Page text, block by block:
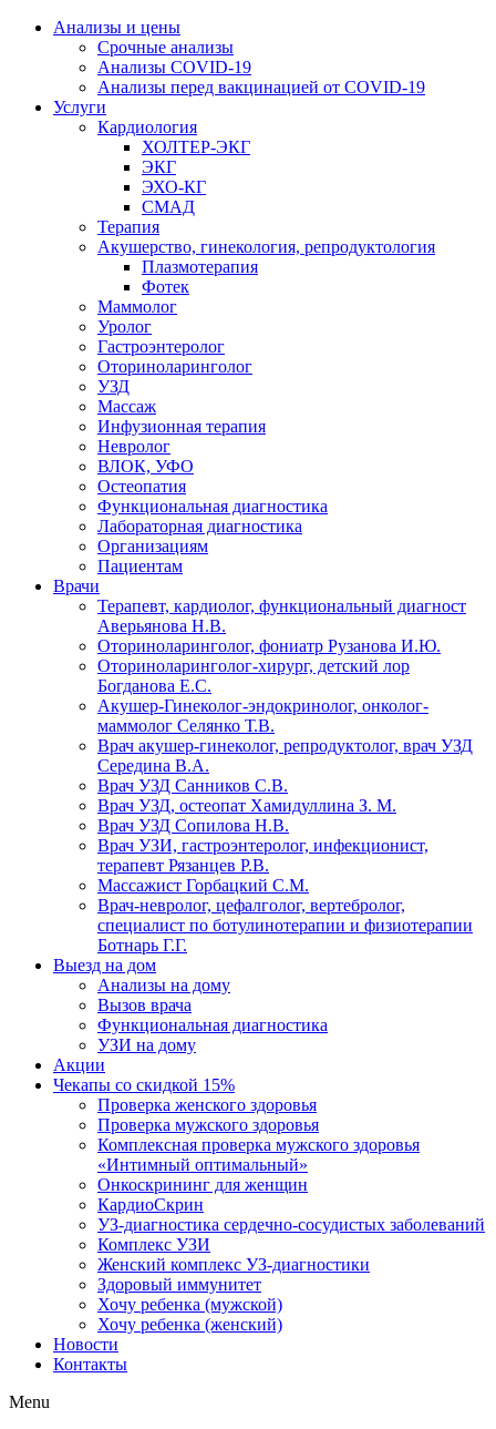
Анализы и цены
Срочные анализы
Анализы COVID-19
Анализы перед вакцинацией от COVID-19
Услуги
Кардиология
ХОЛТЕР-ЭКГ
ЭКГ
ЭХО-КГ
СМАД
Терапия
Акушерство, гинекология, репродуктология
Плазмотерапия
Фотек
Маммолог
Уролог
Гастроэнтеролог
Оториноларинголог
УЗД
Массаж
Инфузионная терапия
Невролог
ВЛОК, УФО
Остеопатия
Функциональная диагностика
Лабораторная диагностика
Организациям
Пациентам
Врачи
Терапевт, кардиолог, функциональный диагност
Аверьянова Н.В.
Оториноларинголог, фониатр Рузанова И.Ю.
Оториноларинголог-хирург, детский лор
Богданова Е.С.
Акушер-Гинеколог-эндокринолог, онколог-
маммолог Селянко Т.В.
Врач акушер-гинеколог, репродуктолог, врач УЗД
Середина В.А.
Врач УЗД Санников С.В.
Врач УЗД, остеопат Хамидуллина З. М.
Врач УЗД Сопилова Н.В.
Врач УЗИ, гастроэнтеролог, инфекционист,
терапевт Рязанцев Р.В.
Массажист Горбацкий С.М.
Врач-невролог, цефалголог, вертебролог,
специалист по ботулинотерапии и физиотерапии
Ботнарь Г.Г.
Выезд на дом
Анализы на дому
Вызов врача
Функциональная диагностика
УЗИ на дому
Акции
Чекапы со скидкой 15%
Проверка женского здоровья
Проверка мужского здоровья
Комплексная проверка мужского здоровья
«Интимный оптимальный»
Онкоcкрининг для женщин
КардиоСкрин
УЗ-диагностика сердечно-сосудистых заболеваний
Комплекс УЗИ
Женский комплекс УЗ-диагностики
Здоровый иммунитет
Хочу ребенка (мужской)
Хочу ребенка (женский)
Новости
Контакты
Menu